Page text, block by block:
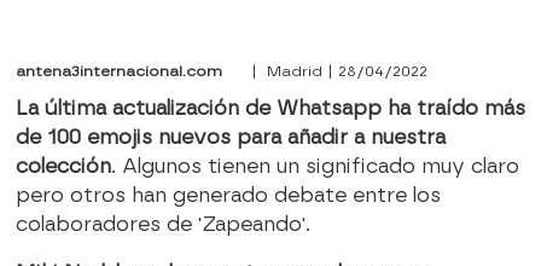
antena3internacional.com | Madrid | 28/04/2022
La última actualización de Whatsapp ha traído más
de 100 emojis nuevos para añadir a nuestra
colección. Algunos tienen un significado muy claro
pero otros han generado debate entre los
colaboradores de 'Zapeando'.